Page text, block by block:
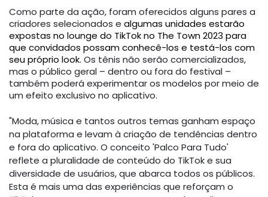
Como parte da ação, foram oferecidos alguns pares a
criadores selecionados e algumas unidades estarão
expostas no lounge do TikTok no The Town 2023 para
que convidados possam conhecê-los e testá-los com
seu próprio look. Os tênis não serão comercializados,
mas o público geral – dentro ou fora do festival –
também poderá experimentar os modelos por meio de
um efeito exclusivo no aplicativo.
"Moda, música e tantos outros temas ganham espaço
na plataforma e levam à criação de tendências dentro
e fora do aplicativo. O conceito 'Palco Para Tudo'
reflete a pluralidade de conteúdo do TikTok e sua
diversidade de usuários, que abarca todos os públicos.
Esta é mais uma das experiências que reforçam o